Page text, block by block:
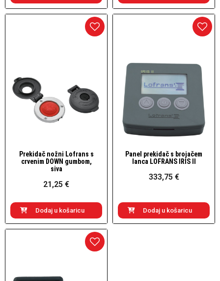
Brzi pogled
Prekidač nožni Lofrans s
crvenim DOWN gumbom,
siva
21,25 €
Dodaj u košaricu
Brzi pogled
Panel prekidač s brojačem
lanca LOFRANS IRIS II
333,75 €
Dodaj u košaricu